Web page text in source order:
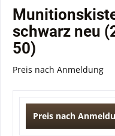
schwarz neu
50)
Preis nach Anmeldung
Preis nach